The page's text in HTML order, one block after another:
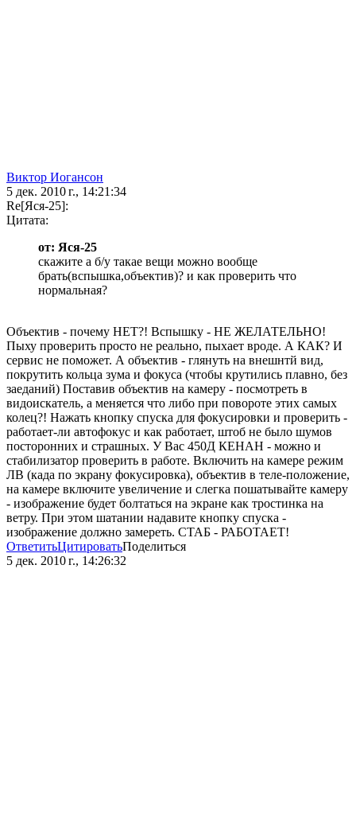
Виктор Иогансон
5 дек. 2010 г., 14:21:34
Re[Яся-25]:
Цитата:
от: Яся-25
скажите а б/у такае вещи можно вообще
брать(вспышка,объектив)? и как проверить что
нормальная?
Объектив - почему НЕТ?! Вспышку - НЕ ЖЕЛАТЕЛЬНО!
Пыху проверить просто не реально, пыхает вроде. А КАК? И
сервис не поможет. А объектив - глянуть на внешнтй вид,
покрутить кольца зума и фокуса (чтобы крутились плавно, без
заеданий) Поставив объектив на камеру - посмотреть в
видоискатель, а меняется что либо при повороте этих самых
колец?! Нажать кнопку спуска для фокусировки и проверить -
работает-ли автофокус и как работает, штоб не было шумов
посторонних и страшных. У Вас 450Д КЕНАН - можно и
стабилизатор проверить в работе. Включить на камере режим
ЛВ (када по экрану фокусировка), объектив в теле-положение,
на камере включите увеличение и слегка пошатывайте камеру
- изображение будет болтаться на экране как тростинка на
ветру. При этом шатании надавите кнопку спуска -
изображение должно замереть. СТАБ - РАБОТАЕТ!
ОтветитьЦитироватьПоделиться
5 дек. 2010 г., 14:26:32